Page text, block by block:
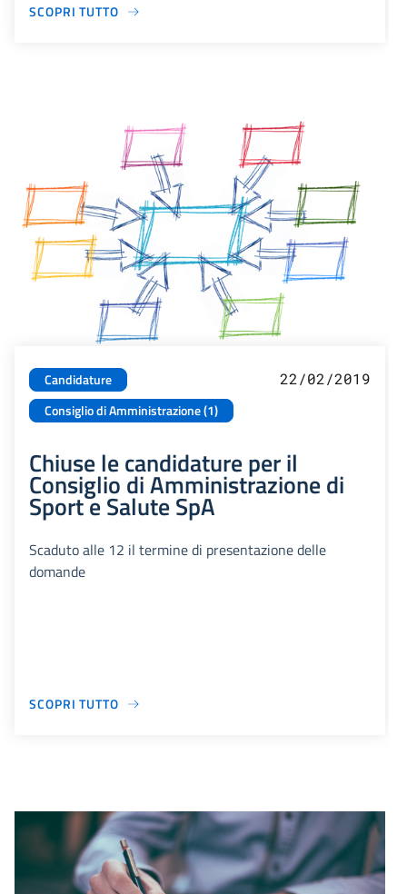
SCOPRI TUTTO
Candidature
Consiglio di Amministrazione (1)
22/02/2019
Chiuse le candidature per il
Consiglio di Amministrazione di
Sport e Salute SpA
Scaduto alle 12 il termine di presentazione delle
domande
SCOPRI TUTTO